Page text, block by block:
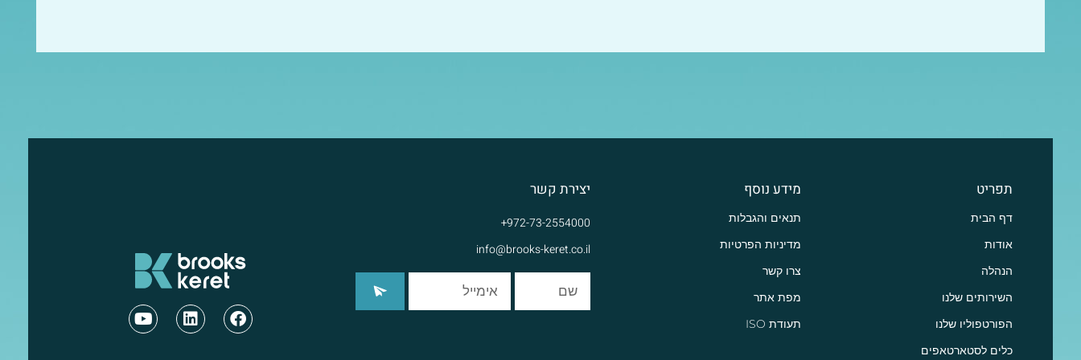
תפריט
דף הבית
אודות
הנהלה
השירותים שלנו
הפורטפוליו שלנו
כלים לסטארטאפים
מידע נוסף
תנאים והגבלות
מדיניות הפרטיות
צרו קשר
מפת אתר
תעודת ISO
יצירת קשר
972-73-2554000+
info@brooks-keret.co.il